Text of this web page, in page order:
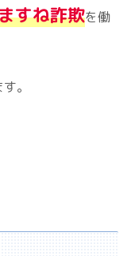
すね詐欺を働
。